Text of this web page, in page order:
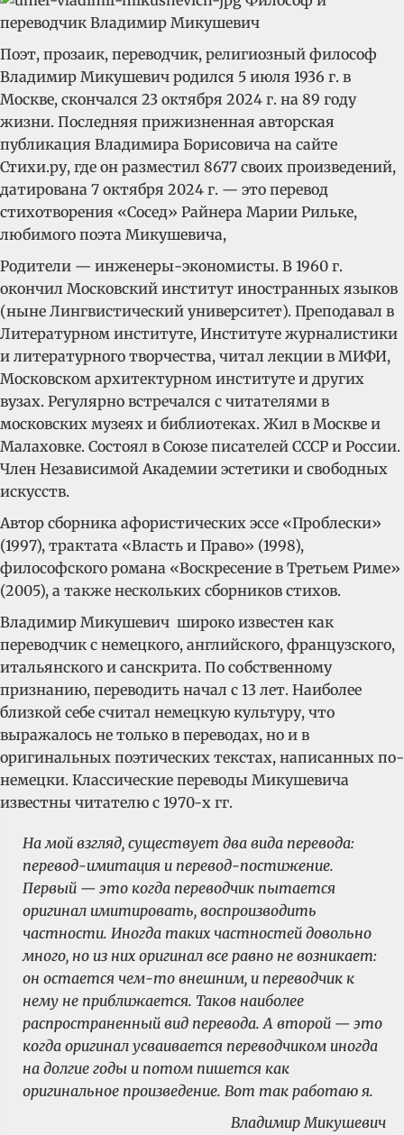
Поэт, прозаик, переводчик, религиозный философ
Владимир Микушевич родился 5 июля 1936 г. в
Москве, скончался 23 октября 2024 г. на 89 году
жизни. Последняя прижизненная авторская
публикация Владимира Борисовича на сайте
Стихи.ру, где он разместил 8677 своих произведений,
датирована 7 октября 2024 г. — это перевод
стихотворения «Сосед» Райнера Марии Рильке,
любимого поэта Микушевича,
Родители — инженеры-экономисты. В 1960 г.
окончил Московский институт иностранных языков
(ныне Лингвистический университет). Преподавал в
Литературном институте, Институте журналистики
и литературного творчества, читал лекции в МИФИ,
Московском архитектурном институте и других
вузах. Регулярно встречался с читателями в
московских музеях и библиотеках. Жил в Москве и
Малаховке. Состоял в Союзе писателей СССР и России.
Член Независимой Академии эстетики и свободных
искусств.
Автор сборника афористических эссе «Проблески»
(1997), трактата «Власть и Право» (1998),
философского романа «Воскресение в Третьем Риме»
(2005), а также нескольких сборников стихов.
Владимир Микушевич широко известен как
переводчик с немецкого, английского, французского,
итальянского и санскрита. По собственному
признанию, переводить начал с 13 лет. Наиболее
близкой себе считал немецкую культуру, что
выражалось не только в переводах, но и в
оригинальных поэтических текстах, написанных по-
немецки. Классические переводы Микушевича
известны читателю с 1970-х гг.
На мой взгляд, существует два вида перевода:
перевод-имитация и перевод-постижение.
Первый — это когда переводчик пытается
оригинал имитировать, воспроизводить
частности. Иногда таких частностей довольно
много, но из них оригинал все равно не возникает:
он остается чем-то внешним, и переводчик к
нему не приближается. Таков наиболее
распространенный вид перевода. А второй — это
когда оригинал усваивается переводчиком иногда
на долгие годы и потом пишется как
оригинальное произведение. Вот так работаю я.
Владимир Микушевич